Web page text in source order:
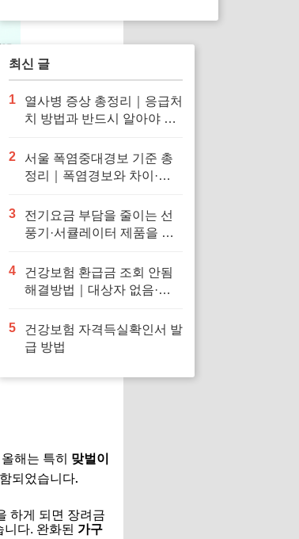
해는 특히 맞벌이
되었습니다.
하게 되면 장려금
다. 완화된 가구
최신 글
1
열사병 증상 총정리｜응급처
치 방법과 반드시 알아야 할
2
서울 폭염중대경보 기준 총
정리｜폭염경보와 차이·행
3
전기요금 부담을 줄이는 선
풍기·서큘레이터 제품을 확
4
건강보험 환급금 조회 안됨
해결방법｜대상자 없음·신
5
건강보험 자격득실확인서 발
급 방법